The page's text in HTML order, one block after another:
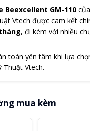
Beexcellent GM-110 của
Vtech được cam kết
, đi kèm với nhiều
toàn yên tâm khi lựa
Thuật Vtech.
mua kèm